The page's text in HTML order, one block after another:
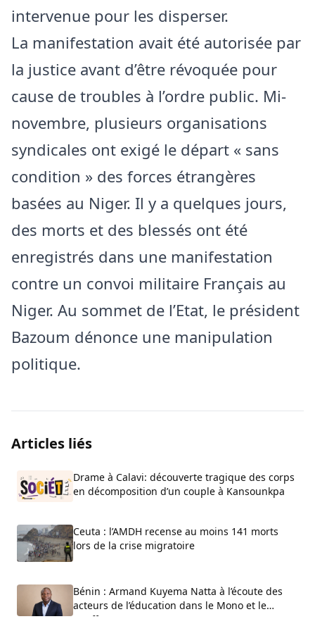
intervenue pour les disperser.
La manifestation avait été autorisée par
la justice avant d’être révoquée pour
cause de troubles à l’ordre public. Mi-
novembre, plusieurs organisations
syndicales ont exigé le départ « sans
condition » des forces étrangères
basées au Niger. Il y a quelques jours,
des morts et des blessés ont été
enregistrés dans une manifestation
contre un convoi militaire Français au
Niger. Au sommet de l’Etat, le président
Bazoum dénonce une manipulation
politique.
Articles liés
Drame à Calavi: découverte tragique des corps
en décomposition d’un couple à Kansounkpa
Ceuta : l’AMDH recense au moins 141 morts
lors de la crise migratoire
Bénin : Armand Kuyema Natta à l’écoute des
acteurs de l’éducation dans le Mono et le
Couffo